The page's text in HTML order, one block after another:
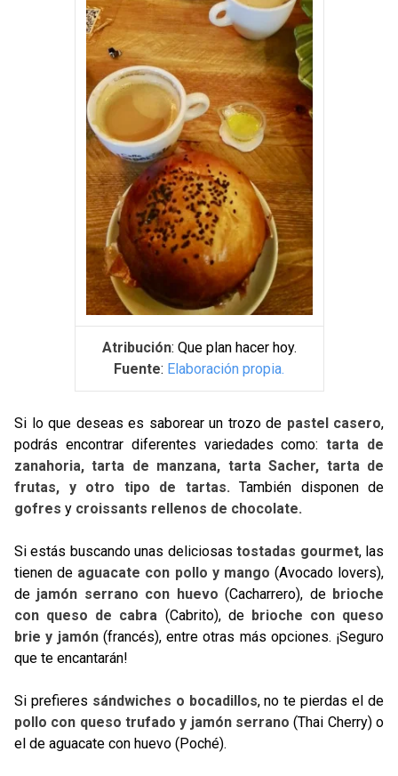
Atribución: Que plan hacer hoy.
Fuente: Elaboración propia.
Si lo que deseas es saborear un trozo de pastel casero,
podrás encontrar diferentes variedades como:tarta de
zanahoria, tarta de manzana, tarta Sacher, tarta de
frutas, y otro tipo de tartas. También disponen de
gofres y croissants rellenos de chocolate.
Si estás buscando unas deliciosastostadas gourmet, las
tienen de aguacate con pollo y mango (Avocado lovers),
de jamón serrano con huevo (Cacharrero), de brioche
con queso de cabra (Cabrito), de brioche con queso
brie y jamón(francés), entre otras más opciones. ¡Seguro
que te encantarán!
Si prefieres sándwiches o bocadillos, no te pierdas el de
pollo con queso trufado y jamón serrano (Thai Cherry) o
el de aguacate con huevo (Poché).